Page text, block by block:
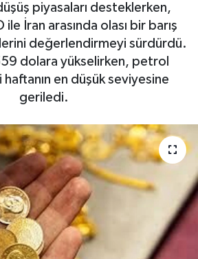
piyasaları desteklerken,
ile İran arasında olası bir barış
değerlendirmeyi sürdürdü.
dolara yükselirken, petrol
haftanın en düşük seviyesine
geriledi.